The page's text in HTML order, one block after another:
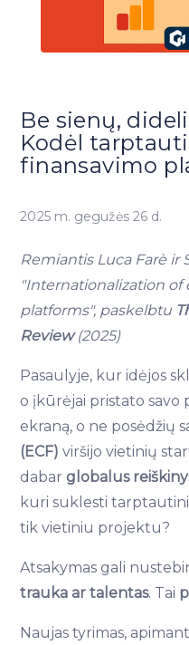
Be sienų,
Kodėl
finansavimo
2025 m. gegužės 26 d.
Remiantis Luca Farè ir
"Internationalization
platforms", paskelbtu
Review(2025)
Pasaulyje, kur idėjos
o įkūrėjai pristato
ekraną, o ne posėdžių
(ECF) viršijo vietinių
dabar globalus
kuri suklesti
tik vietiniu projektu?
Atsakymas gali
trauka ar talentas. Tai
Naujas tyrimas,